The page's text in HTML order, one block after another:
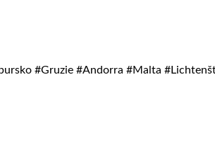
#Gruzie #Andorra #Malta